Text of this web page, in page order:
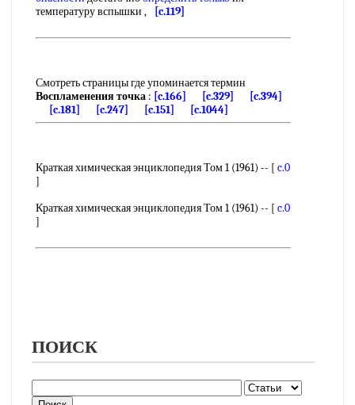
температуру вспышки ,
[c.119]
Смотреть страницы где упоминается термин
Воспламенения точка : [c.166] [c.329]
[c.394]
[c.181]
[c.247] [c.151] [c.1044]
Краткая химическая энциклопедия Том 1 (1961) -- [ c.0
]
Краткая химическая энциклопедия Том 1 (1961) -- [ c.0
]
ПОИСК